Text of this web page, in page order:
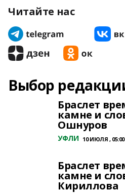
Читайте нас
Выбор
Браслет
камне и
Ошнуров
УФЛИ 10 ИЮЛЯ , 05:00
Браслет
камне и
Кириллова